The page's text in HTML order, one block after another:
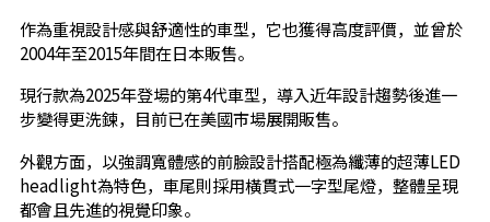
作為重視設計感與舒適性的車型，它也獲得高度評價，並曾於
2004年至2015年間在日本販售。
現行款為2025年登場的第4代車型，導入近年設計趨勢後進一
步變得更洗鍊，目前已在美國市場展開販售。
外觀方面，以強調寬體感的前臉設計搭配極為纖薄的超薄LED
headlight為特色，車尾則採用橫貫式一字型尾燈，整體呈現
都會且先進的視覺印象。